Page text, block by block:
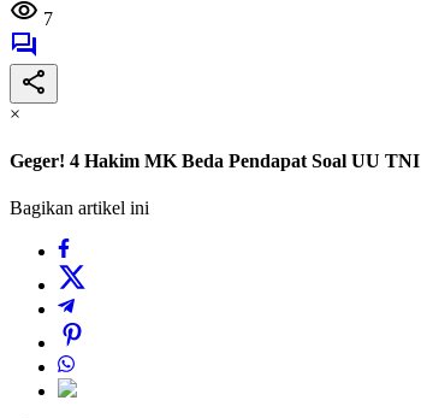
7
×
Geger! 4 Hakim MK Beda Pendapat Soal UU TNI
Bagikan artikel ini